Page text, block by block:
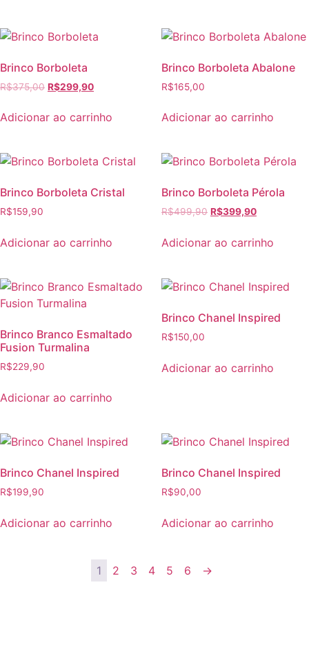
Brinco Borboleta
R$375,00 R$299,90
Adicionar ao carrinho
Brinco Borboleta Abalone
R$165,00
Adicionar ao carrinho
Brinco Borboleta Cristal
R$159,90
Adicionar ao carrinho
Brinco Borboleta Pérola
R$499,90 R$399,90
Adicionar ao carrinho
Brinco Branco Esmaltado
Fusion Turmalina
R$229,90
Adicionar ao carrinho
Brinco Chanel Inspired
R$150,00
Adicionar ao carrinho
Brinco Chanel Inspired
R$199,90
Adicionar ao carrinho
Brinco Chanel Inspired
R$90,00
Adicionar ao carrinho
1 2 3 4 5 6 →